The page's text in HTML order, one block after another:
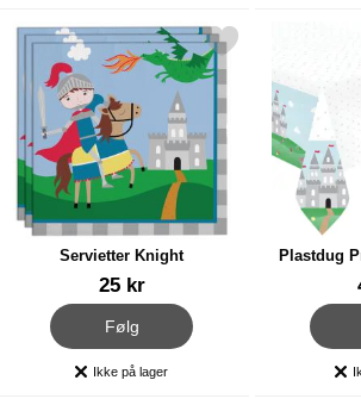
som favorit
Servietter Knight
25 kr
Følg
, Servietter Knight
Produkttilgængelighed:
Ikke på lager
Markér servietter Knight som favorit
Plastdug
,